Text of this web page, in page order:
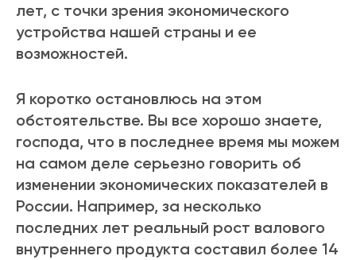
лет, с точки зрения экономического
устройства нашей страны и ее
возможностей.
Я коротко остановлюсь на этом
обстоятельстве. Вы все хорошо знаете,
господа, что в последнее время мы можем
на самом деле серьезно говорить об
изменении экономических показателей в
России. Например, за несколько
последних лет реальный рост валового
внутреннего продукта составил более 14